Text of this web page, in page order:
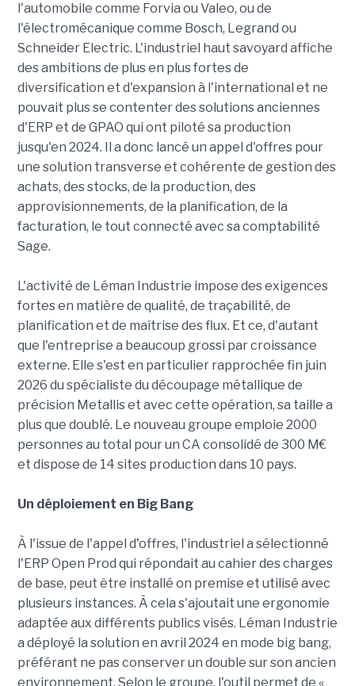
l'automobile comme Forvia ou Valeo, ou de
l'électromécanique comme Bosch, Legrand ou
Schneider Electric. L'industriel haut savoyard affiche
des ambitions de plus en plus fortes de
diversification et d'expansion à l'international et ne
pouvait plus se contenter des solutions anciennes
d'ERP et de GPAO qui ont piloté sa production
jusqu'en 2024. Il a donc lancé un appel d'offres pour
une solution transverse et cohérente de gestion des
achats, des stocks, de la production, des
approvisionnements, de la planification, de la
facturation, le tout connecté avec sa comptabilité
Sage.
L'activité de Léman Industrie impose des exigences
fortes en matière de qualité, de traçabilité, de
planification et de maîtrise des flux. Et ce, d'autant
que l'entreprise a beaucoup grossi par croissance
externe. Elle s'est en particulier rapprochée fin juin
2026 du spécialiste du découpage métallique de
précision Metallis et avec cette opération, sa taille a
plus que doublé. Le nouveau groupe emploie 2000
personnes au total pour un CA consolidé de 300 M€
et dispose de 14 sites production dans 10 pays.
Un déploiement en Big Bang
À l'issue de l'appel d'offres, l'industriel a sélectionné
l'ERP Open Prod qui répondait au cahier des charges
de base, peut être installé on premise et utilisé avec
plusieurs instances. À cela s'ajoutait une ergonomie
adaptée aux différents publics visés. Léman Industrie
a déployé la solution en avril 2024 en mode big bang,
préférant ne pas conserver un double sur son ancien
environnement. Selon le groupe, l'outil permet de «